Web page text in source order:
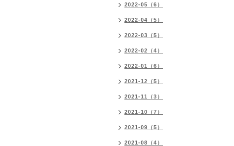
2022-05（6）
2022-04（5）
2022-03（5）
2022-02（4）
2022-01（6）
2021-12（5）
2021-11（3）
2021-10（7）
2021-09（5）
2021-08（4）